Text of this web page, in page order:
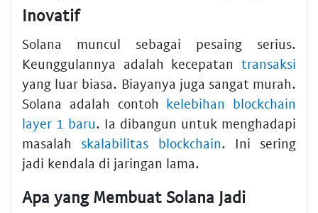
Inovatif
Solana muncul sebagai pesaing serius.
Keunggulannya adalah kecepatan transaksi
yang luar biasa. Biayanya juga sangat murah.
Solana adalah contoh kelebihan blockchain
layer 1 baru. Ia dibangun untuk menghadapi
masalahskalabilitas blockchain. Ini sering
jadi kendala di jaringan lama.
Apa yang Membuat Solana Jadi